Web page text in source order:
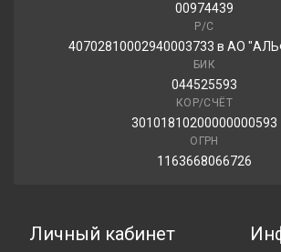
00974439
Р/С
40702810002940003733 в АО
БИК
044525593
КОР/СЧЁТ
30101810200000000593
ОГРН
1163668066726
Личный кабинет